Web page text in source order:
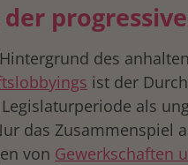
der
des
ist der
als
das Zusammenspiel
von Gewerkschaften